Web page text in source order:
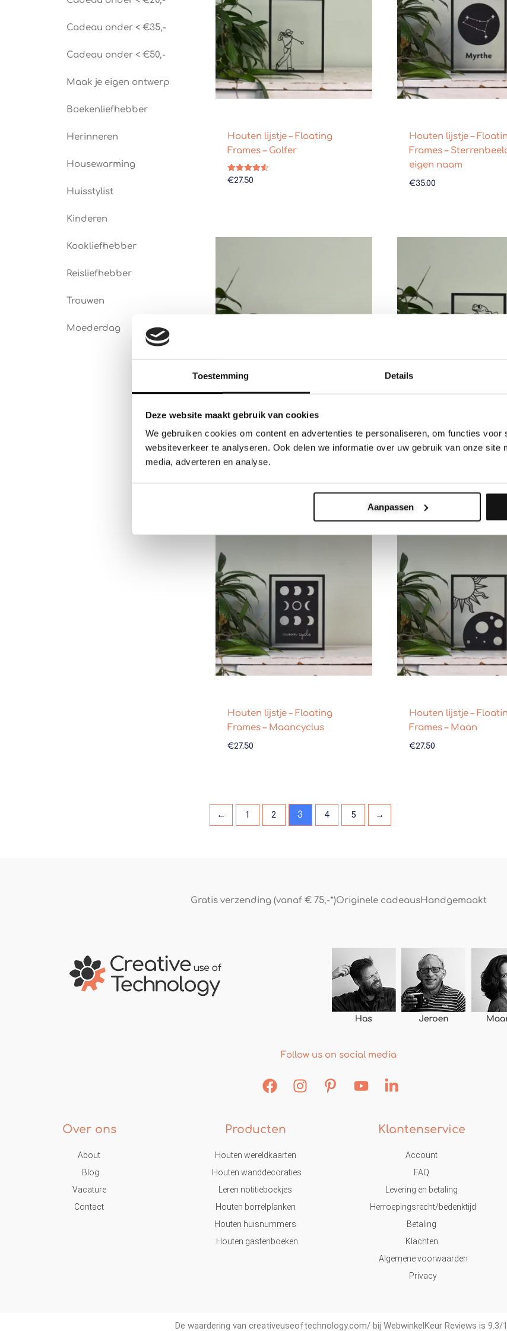
Toestemming Details
Deze website maakt gebruik van cookies
We gebruiken cookies om content en advertenties te personaliseren, om functies voor
websiteverkeer te analyseren. Ook delen we informatie over uw gebruik van onze site
media, adverteren en analyse.
Aanpassen
Cadeau onder < €35,-
Cadeau onder < €50,-
Maak je eigen ontwerp
Boekenliefhebber
Herinneren
Housewarming
Huisstylist
Kinderen
Kookliefhebber
Reisliefhebber
Trouwen
Moederdag
Houten lijstje – Floating
Frames – Golfer
Gewaardeerd
4.63
€27.50
Houten lijstje –
Frames –
eigen naam
€35.00
Houten lijstje – Floating
Frames – Kameleon
€ 27.50
Houten lijstje –
Frames – Kikker
Houten lijstje – Floating
Frames – Maancyclus
€27.50
Houten lijstje –
Frames – Maan
€27.50
← 1 2 3 4 5 →
Gratis verzending (vanaf € 75,-*)Originele cadeausHandgemaakt
Follow us on social media
Over ons
About
Blog
Vacature
Contact
Producten
Houten wereldkaarten
Houten wanddecoraties
Leren notitieboekjes
Houten borrelplanken
Houten huisnummers
Houten gastenboeken
Klantenservice
Account
FAQ
Levering en betaling
Herroepingsrecht/bedenktijd
Betaling
Klachten
Algemene voorwaarden
Privacy
De waardering van creativeuseoftechnology.com/ bij WebwinkelKeur Reviews is 9.3/